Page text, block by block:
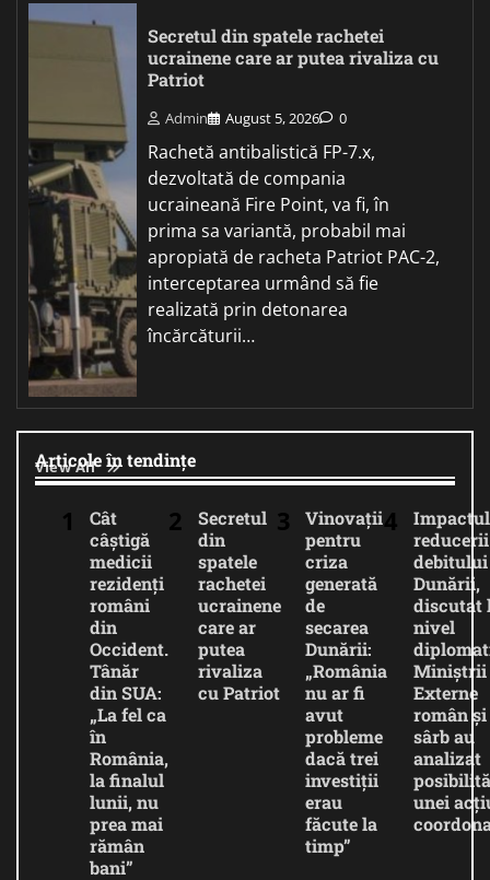
Secretul din spatele rachetei
ucrainene care ar putea rivaliza cu
Patriot
Admin August 5, 2026 0
Rachetă antibalistică FP-7.x,
dezvoltată de compania
ucraineană Fire Point, va fi, în
prima sa variantă, probabil mai
apropiată de racheta Patriot PAC-2,
interceptarea urmând să fie
realizată prin detonarea
încărcăturii…
Articole în tendințe
View All
Cât
câștigă
medicii
rezidenți
români
din
Occident.
Tânăr
din SUA:
„La fel ca
în
România,
la finalul
lunii, nu
prea mai
rămân
bani”
Secretul
din
spatele
rachetei
ucrainene
care ar
putea
rivaliza
cu Patriot
Vinovații
pentru
criza
generată
de
secarea
Dunării:
„România
nu ar fi
avut
probleme
dacă trei
investiții
erau
făcute la
timp”
Impactul
reducerii
debitului
Dunării,
discutat
nivel
Miniștrii
Externe
român și
sârb au
analizat
unei